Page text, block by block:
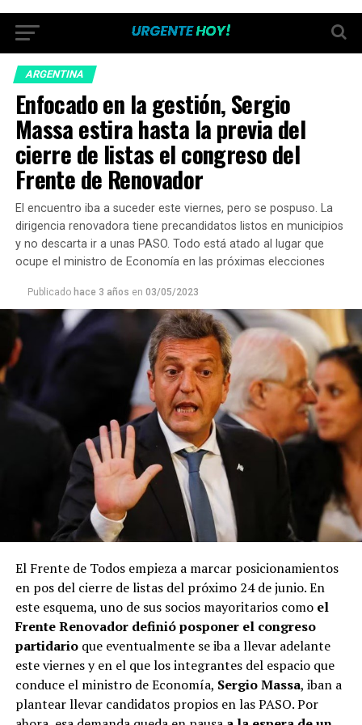
ARGENTINA
Enfocado en la gestión, Sergio
Massa estira hasta la previa del
cierre de listas el congreso del
Frente de Renovador
El encuentro iba a suceder este viernes, pero se pospuso. La
dirigencia renovadora tiene precandidatos listos en municipios
y no descarta ir a unas PASO. Todo está atado al lugar que
ocupe el ministro de Economía en las próximas elecciones
Publicado hace 3 años en 03/05/2023
El Frente de Todos empieza a marcar posicionamientos
en pos del cierre de listas del próximo 24 de junio. En
este esquema, uno de sus socios mayoritarios comoel
Frente Renovador definió posponer el congreso
partidario que eventualmente se iba a llevar adelante
este viernes y en el que los integrantes del espacio que
conduce el ministro de Economía, Sergio Massa, iban a
plantear llevar candidatos propios en las PASO. Por